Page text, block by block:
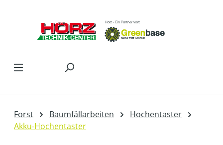
Forst Baumfällarbeiten
Hochentaster
Akku-Hochentaster